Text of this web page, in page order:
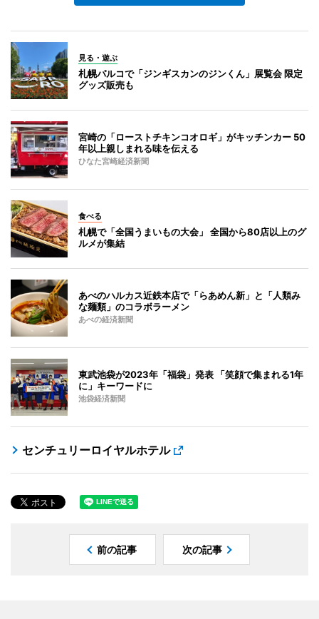
見る・遊ぶ
札幌パルコで「ジンギスカンのジンくん」展覧会 限定
グッズ販売も
宮崎の「ローストチキンコオロギ」がキッチンカー 50
年以上親しまれる味を伝える
ひなた宮崎経済新聞
食べる
札幌で「全国うまいもの大会」 全国から80店以上のグ
ルメが集結
あべのハルカス近鉄本店で「らあめん新」と「人類み
な麺類」のコラボラーメン
あべの経済新聞
東武池袋が2023年「福袋」発表 「笑顔で集まれる1年
に」キーワードに
池袋経済新聞
センチュリーロイヤルホテル
前の記事 次の記事